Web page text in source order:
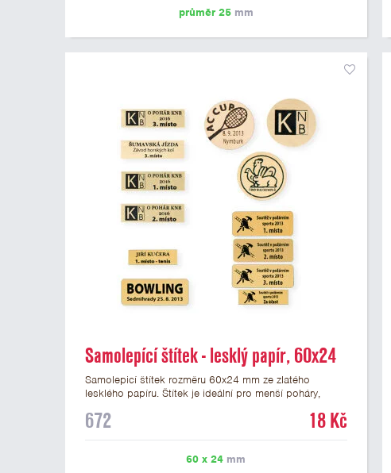
přiložit v prvním kroku objednávky.
průměr 25mm
Samolepící štítek - lesklý papír, 60x24
mm
Samolepicí štítek rozměru 60x24 mm ze zlatého
lesklého papíru. Štítek je ideální pro menší poháry,
možné vytisknout libovolné logo nebo text. Potisk štítku
a případné další podklady pro výrobu štítku je možné
672 18 Kč
60 x 24 mm